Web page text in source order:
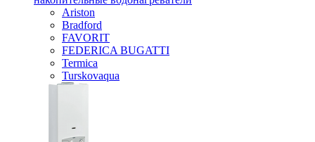
Ariston
Bradford
FAVORIT
FEDERICA BUGATTI
Termica
Turskovaqua